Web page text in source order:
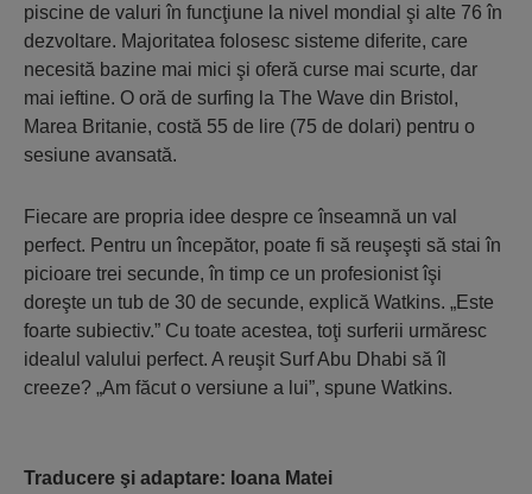
piscine de valuri în funcţiune la nivel mondial şi alte 76 în
dezvoltare. Majoritatea folosesc sisteme diferite, care
necesită bazine mai mici şi oferă curse mai scurte, dar
mai ieftine. O oră de surfing la The Wave din Bristol,
Marea Britanie, costă 55 de lire (75 de dolari) pentru o
sesiune avansată.
Fiecare are propria idee despre ce înseamnă un val
perfect. Pentru un începător, poate fi să reuşeşti să stai în
picioare trei secunde, în timp ce un profesionist îşi
doreşte un tub de 30 de secunde, explică Watkins. „Este
foarte subiectiv.” Cu toate acestea, toţi surferii urmăresc
idealul valului perfect. A reuşit Surf Abu Dhabi să îl
creeze? „Am făcut o versiune a lui”, spune Watkins.
Traducere şi adaptare: Ioana Matei